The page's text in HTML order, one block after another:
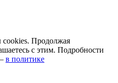
cookies. Продолжая
с этим. Подробности
в политике